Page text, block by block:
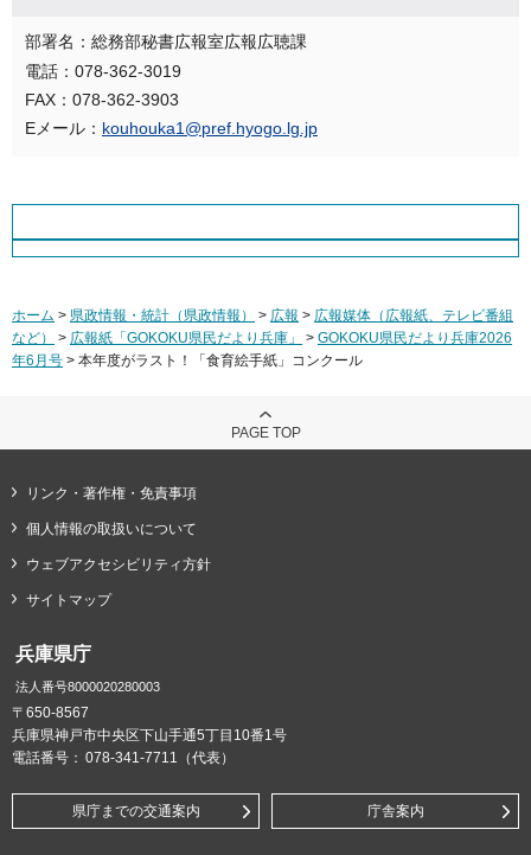
部署名：総務部秘書広報室広報広聴課
電話：078-362-3019
FAX：078-362-3903
Eメール： kouhouka1@pref.hyogo.lg.jp
ホーム > 県政情報・統計（県政情報） > 広報 > 広報媒体（広報紙、テレビ番組
など）
> 広報紙「GOKOKU県民だより兵庫」 > GOKOKU県民だより兵庫2026
年6月号 > 本年度がラスト！「食育絵手紙」コンクール
PAGE TOP
リンク・著作権・免責事項
個人情報の取扱いについて
ウェブアクセシビリティ方針
サイトマップ
兵庫県庁
法人番号8000020280003
〒650-8567
兵庫県神戸市中央区下山手通5丁目10番1号
電話番号： 078-341-7711（代表）
県庁までの交通案内 庁舎案内